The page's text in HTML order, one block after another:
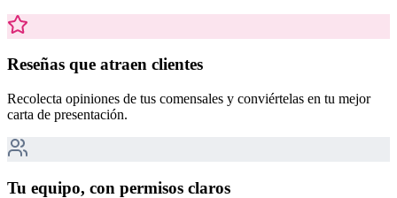
Reseñas que atraen clientes
Recolecta opiniones de tus comensales y conviértelas en tu mejor
carta de presentación.
Tu equipo, con permisos claros